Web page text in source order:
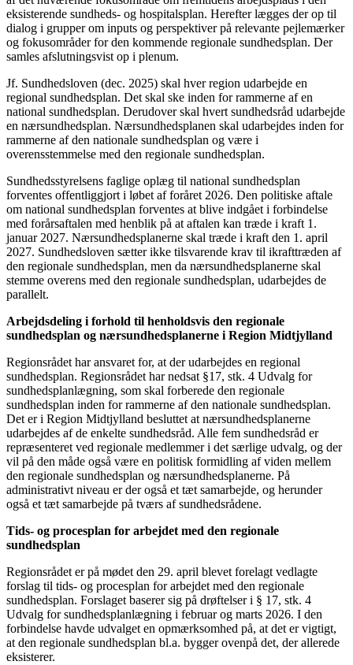
eksisterende sundheds- og hospitalsplan. Herefter lægges der op til
dialog i grupper om inputs og perspektiver på relevante pejlemærker
og fokusområder for den kommende regionale sundhedsplan. Der
samles afslutningsvist op i plenum.
Jf. Sundhedsloven (dec. 2025) skal hver region udarbejde en
regional sundhedsplan. Det skal ske inden for rammerne af en
national sundhedsplan. Derudover skal hvert sundhedsråd udarbejde
en nærsundhedsplan. Nærsundhedsplanen skal udarbejdes inden for
rammerne af den nationale sundhedsplan og være i
overensstemmelse med den regionale sundhedsplan.
Sundhedsstyrelsens faglige oplæg til national sundhedsplan
forventes offentliggjort i løbet af foråret 2026. Den politiske aftale
om national sundhedsplan forventes at blive indgået i forbindelse
med forårsaftalen med henblik på at aftalen kan træde i kraft 1.
januar 2027. Nærsundhedsplanerne skal træde i kraft den 1. april
2027. Sundhedsloven sætter ikke tilsvarende krav til ikrafttræden af
den regionale sundhedsplan, men da nærsundhedsplanerne skal
stemme overens med den regionale sundhedsplan, udarbejdes de
parallelt.
Arbejdsdeling i forhold til henholdsvis den regionale
sundhedsplan og nærsundhedsplanerne i Region Midtjylland
Regionsrådet har ansvaret for, at der udarbejdes en regional
sundhedsplan. Regionsrådet har nedsat §17, stk. 4 Udvalg for
sundhedsplanlægning, som skal forberede den regionale
sundhedsplan inden for rammerne af den nationale sundhedsplan.
Det er i Region Midtjylland besluttet at nærsundhedsplanerne
udarbejdes af de enkelte sundhedsråd. Alle fem sundhedsråd er
repræsenteret ved regionale medlemmer i det særlige udvalg, og der
vil på den måde også være en politisk formidling af viden mellem
den regionale sundhedsplan og nærsundhedsplanerne. På
administrativt niveau er der også et tæt samarbejde, og herunder
også et tæt samarbejde på tværs af sundhedsrådene.
Tids- og procesplan for arbejdet med den regionale
sundhedsplan
Regionsrådet er på mødet den 29. april blevet forelagt vedlagte
forslag til tids- og procesplan for arbejdet med den regionale
sundhedsplan. Forslaget baserer sig på drøftelser i § 17, stk. 4
Udvalg for sundhedsplanlægning i februar og marts 2026. I den
forbindelse havde udvalget en opmærksomhed på, at det er vigtigt,
at den regionale sundhedsplan bl.a. bygger ovenpå det, der allerede
eksisterer.